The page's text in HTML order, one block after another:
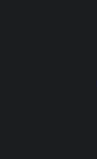
Blanches